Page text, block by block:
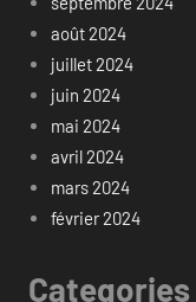
août 2024
juillet 2024
juin 2024
mai 2024
avril 2024
mars 2024
février 2024
Categories